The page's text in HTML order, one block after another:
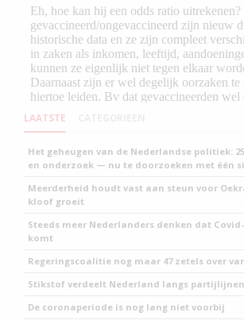
LAATSTE
Het geheugen van de Nederlandse politiek:
en onderzoek — nu te doorzoeken met één
Meerderheid houdt vast aan steun voor
kloof groeit
Steeds meer Nederlanders denken dat
komt
Regeringscoalitie nog maar 47 zetels over
Stikstof verdeelt Nederland langs partijlijnen
De coronaperiode is nog lang niet voorbij